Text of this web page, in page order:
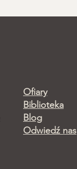
Ofiary
Biblioteka
Blog
Odwiedź nas